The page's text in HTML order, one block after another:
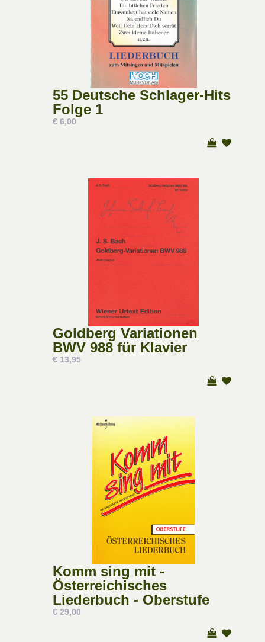
55 Deutsche Schlager-Hits
Folge 1
€ 6,00
Goldberg Variationen
BWV 988 für Klavier
€ 13,95
Komm sing mit -
Österreichisches
Liederbuch - Oberstufe
€ 29,00